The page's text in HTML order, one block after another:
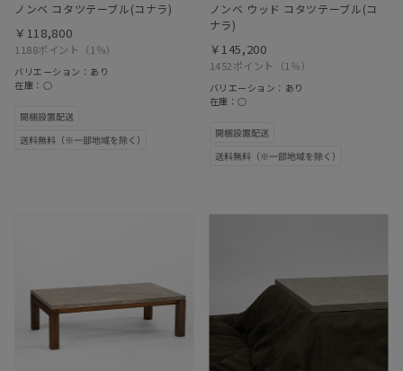
ノンベ コタツテーブル(コナラ)
1188ポイント （1％）
￥118,800
バリエーション：あり
在庫：○
ノンベ ウッド コタツテーブル(コ
ナラ)
1452ポイント （1％）
￥145,200
バリエーション：あり
在庫：○